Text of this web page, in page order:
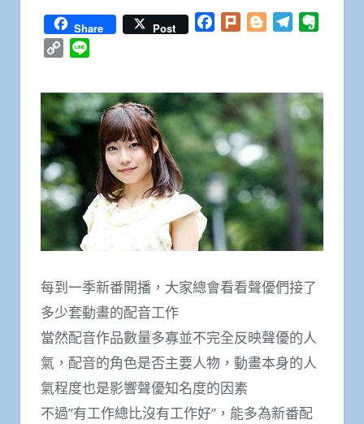
Share Post Facebook
Plurk BloggerTelegram
Copy
每到一季新番開播，大家總會看看聲優們接了
多少套動畫的配音工作
當然配音作品數量多寡並不完全反映聲優的人
氣，配音的角色是否主要人物，動畫本身的人
氣程度也是影響聲優知名度的因素
不過”有工作總比沒有工作好”，能多為新番配